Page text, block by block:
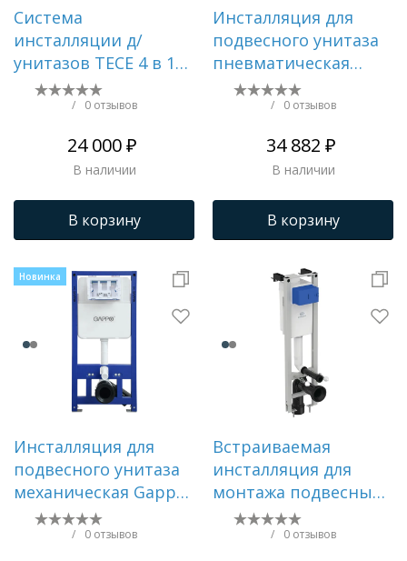
Система
инсталляции д/
унитазов TECE 4 в 1
черный матовый
/ 0 отзывов
24 000 ₽
В наличии
В корзину
Инсталляция для
подвесного унитаза
пневматическая
Gappo без клавиши
GM3003
/ 0 отзывов
34 882 ₽
В наличии
В корзину
Новинка
Инсталляция для
подвесного унитаза
механическая Gappo
без клавиши GM3002
/ 0 отзывов
Встраиваемая
инсталляция для
монтажа подвесных
унитазов PROSYS ECO
FRAME M () E233267
/ 0 отзывов